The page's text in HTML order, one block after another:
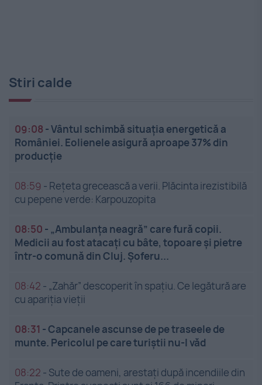
Stiri calde
09:08 -Vântul schimbă situația energetică a
României. Eolienele asigură aproape 37% din
producție
08:59 - Rețeta grecească a verii. Plăcinta irezistibilă
cu pepene verde: Karpouzopita
08:50 - „Ambulanța neagră” care fură copii.
Medicii au fost atacați cu bâte, topoare și pietre
într-o comună din Cluj. Șoferu...
08:42 - „Zahăr” descoperit în spațiu. Ce legătură are
cu apariția vieții
08:31 -Capcanele ascunse de pe traseele de
munte. Pericolul pe care turiștii nu-l văd
08:22 - Sute de oameni, arestați după incendiile din